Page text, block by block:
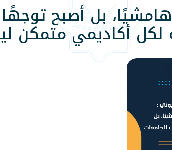
هامشيًا، بل أصبح
لكل أكاديمي متمكن